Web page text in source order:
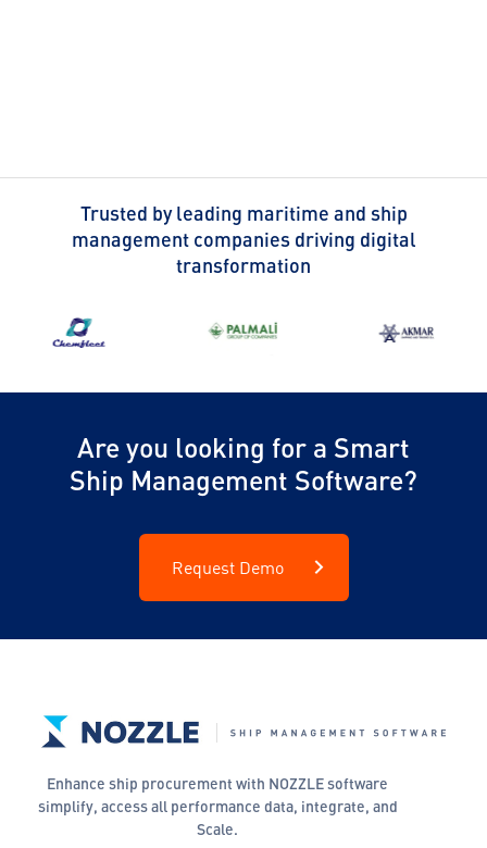
Trusted by leading maritime and ship
management companies driving digital
transformation
Are you looking for a Smart
Ship Management Software?
Request Demo
Enhance ship procurement with NOZZLE software
simplify, access all performance data, integrate, and
Scale.